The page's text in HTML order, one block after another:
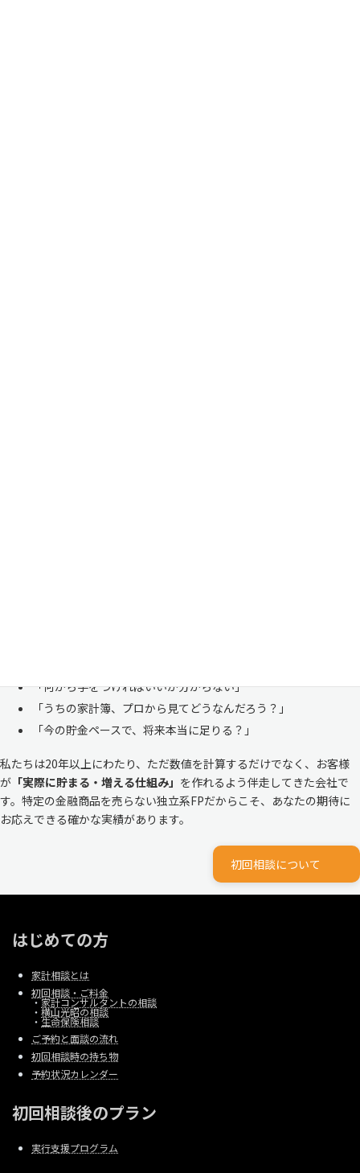
「何から手をつければいいか分からない」
「うちの家計簿、プロから見てどうなんだろう？」
「今の貯金ペースで、将来本当に足りる？」
私たちは20年以上にわたり、ただ数値を計算するだけでなく、お客様
が 「実際に貯まる・増える仕組み」 を作れるよう伴走してきた会社で
す。特定の金融商品を売らない独立系FPだからこそ、あなたの期待に
お応えできる確かな実績があります。
初回相談について
はじめての方
家計相談とは
初回相談・ご料金
・家計コンサルタントの相談
・ 横山光昭の相談
・ 生命保険相談
ご予約と面談の流れ
初回相談時の持ち物
予約状況カレンダー
初回相談後のプラン
実行支援プログラム